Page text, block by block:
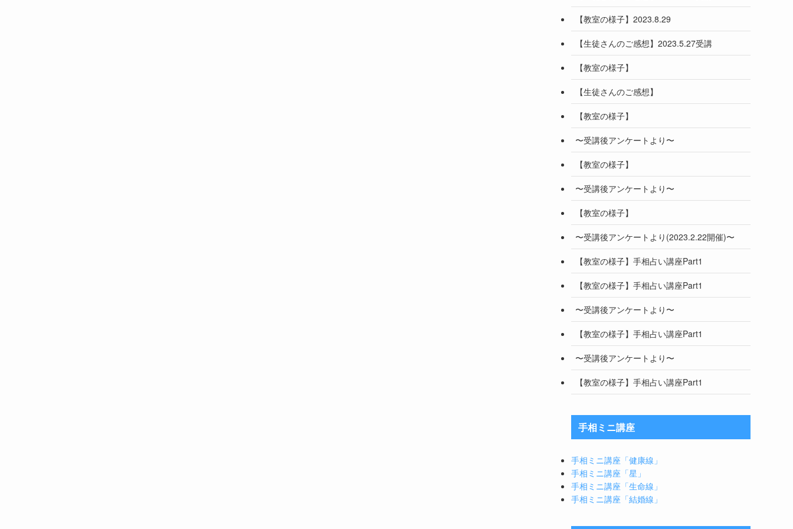
【教室の様子】2023.8.29
【生徒さんのご感想】2023.5.27受講
【教室の様子】
【生徒さんのご感想】
【教室の様子】
〜受講後アンケートより〜
【教室の様子】
〜受講後アンケートより〜
【教室の様子】
〜受講後アンケートより(2023.2.22開催)〜
【教室の様子】手相占い講座Part1
【教室の様子】手相占い講座Part1
〜受講後アンケートより〜
【教室の様子】手相占い講座Part1
〜受講後アンケートより〜
【教室の様子】手相占い講座Part1
手相ミニ講座
手相ミニ講座「健康線」
手相ミニ講座「星」
手相ミニ講座「生命線」
手相ミニ講座「結婚線」